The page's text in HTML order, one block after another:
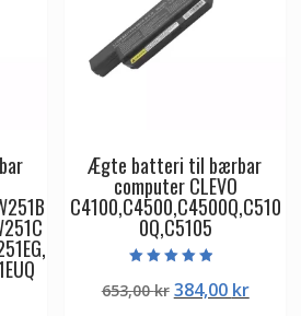
Ægte batteri til bærbar
computer CLEVO
C4100,C4500,C4500Q,C510
0Q,C5105
4.50
ud af 5
653,00kr Den
384,00 krDen